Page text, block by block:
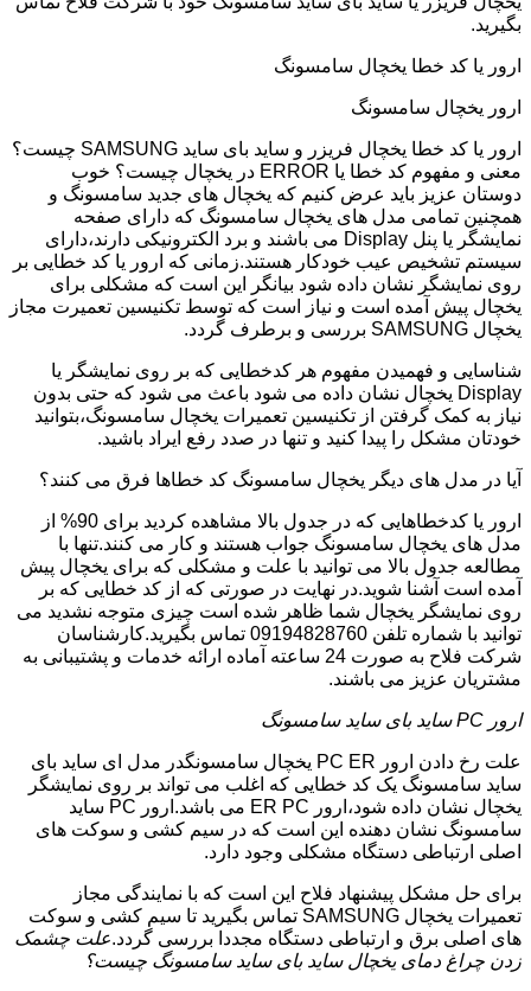
بگیرید.
ارور یا کد خطا یخچال سامسونگ
ارور یخچال سامسونگ
ارور یا کد خطا یخچال فریزر و ساید بای ساید SAMSUNG چیست؟
معنی و مفهوم کد خطا یا ERROR در یخچال چیست؟ خوب
دوستان عزیز باید عرض کنیم که یخچال های جدید سامسونگ و
همچنین تمامی مدل های یخچال سامسونگ که دارای صفحه
نمایشگر یا پنل Display می باشند و برد الکترونیکی دارند،دارای
سیستم تشخیص عیب خودکار هستند.زمانی که ارور یا کد خطایی بر
روی نمایشگر نشان داده شود بیانگر این است که مشکلی برای
یخچال پیش آمده است و نیاز است که توسط تکنیسین تعمیرت مجاز
یخچال SAMSUNG بررسی و برطرف گردد.
شناسایی و فهمیدن مفهوم هر کدخطایی که بر روی نمایشگر یا
Display یخچال نشان داده می شود باعث می شود که حتی بدون
نیاز به کمک گرفتن از تکنیسین تعمیرات یخچال سامسونگ،بتوانید
خودتان مشکل را پیدا کنید و تنها در صدد رفع ایراد باشید.
آیا در مدل های دیگر یخچال سامسونگ کد خطاها فرق می کنند؟
ارور یا کدخطاهایی که در جدول بالا مشاهده کردید برای 90% از
مدل های یخچال سامسونگ جواب هستند و کار می کنند.تنها با
مطالعه جدول بالا می توانید با علت و مشکلی که برای یخچال پیش
آمده است آشنا شوید.در نهایت در صورتی که از کد خطایی که بر
روی نمایشگر یخچال شما ظاهر شده است چیزی متوجه نشدید می
توانید با شماره تلفن 09194828760 تماس بگیرید.کارشناسان
شرکت فلاح به صورت 24 ساعته آماده ارائه خدمات و پشتیبانی به
مشتریان عزیز می باشند.
ارور PC ساید بای ساید سامسونگ
علت رخ دادن ارور PC ER یخچال سامسونگدر مدل ای ساید بای
ساید سامسونگ یک کد خطایی که اغلب می تواند بر روی نمایشگر
یخچال نشان داده شود،ارور ER PC می باشد.ارور PC ساید
سامسونگ نشان دهنده این است که در سیم کشی و سوکت های
اصلی ارتباطی دستگاه مشکلی وجود دارد.
برای حل مشکل پیشنهاد فلاح این است که با نمایندگی مجاز
تعمیرات یخچال SAMSUNG تماس بگیرید تا سیم کشی و سوکت
های اصلی برق و ارتباطی دستگاه مجددا بررسی گردد.علت چشمک
زدن چراغ دمای یخچال ساید بای ساید سامسونگ چیست؟